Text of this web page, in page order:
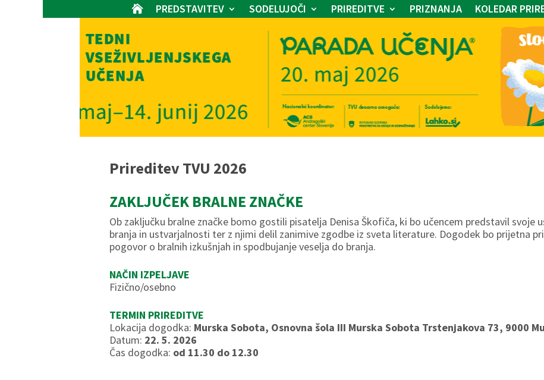
 PREDSTAVITEV SODELUJOČI PRIREDITVE PRIZNANJA KOLEDAR
Prireditev TVU 2026
ZAKLJUČEK BRALNE ZNAČKE
Ob zaključku bralne značke bomo gostili pisatelja Denisa Škofiča, ki bo učencem predstavil svoje
branja in ustvarjalnosti ter z njimi delil zanimive zgodbe iz sveta literature. Dogodek bo prijetna
pogovor o bralnih izkušnjah in spodbujanje veselja do branja.
NAČIN IZPELJAVE
Fizično/osebno
TERMIN PRIREDITVE
Lokacija dogodka: Murska Sobota, Osnovna šola III Murska Sobota Trstenjakova 73, 9000
Datum: 22. 5. 2026
Čas dogodka: od 11.30 do 12.30